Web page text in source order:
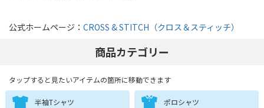
公式ホームページ： CROSS & STITCH（クロス＆スティッチ）
商品カテゴリー
タップすると見たいアイテムの箇所に移動できます
半袖Tシャツ ポロシャツ